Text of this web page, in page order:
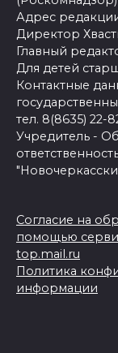
Адрес
Директор
Главный
Для детей
Контактные
тел. 8(8635) 22-
Учредитель -
Согласие на
помощью
top.mail.ru
Политика
информации